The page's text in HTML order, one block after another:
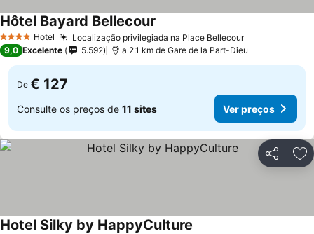
4 EstrelasHotel Localização privilegiada na Place Bellecour
Hôtel Bayard Bellecour
9,0 Excelente 5.592 a 2.1 km de Gare de la Part-Dieu
De € 127
Consulte os preços de 11 sites Ver preços
Partilhar
Hotel Silky by HappyCulture